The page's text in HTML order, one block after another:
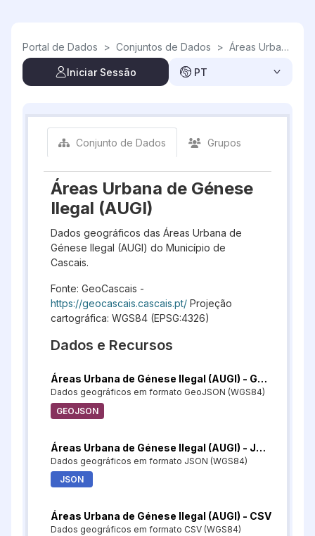
Portal de Dados > Conjuntos de Dados > Áreas Urbana de Génese Ilegal (AUGI)
Iniciar Sessão PT
Conjunto de Dados Grupos
Áreas Urbana de Génese
Ilegal (AUGI)
Dados geográficos das Áreas Urbana de
Génese Ilegal (AUGI) do Município de
Cascais.
Fonte: GeoCascais -
https://geocascais.cascais.pt/ Projeção
cartográfica: WGS84 (EPSG:4326)
Dados e Recursos
Áreas Urbana de Génese Ilegal (AUGI) - GeoJSON
Dados geográficos em formato GeoJSON (WGS84)
GEOJSON
Áreas Urbana de Génese Ilegal (AUGI) - JSON
Dados geográficos em formato JSON (WGS84)
JSON
Áreas Urbana de Génese Ilegal (AUGI) - CSV
Dados geográficos em formato CSV (WGS84)